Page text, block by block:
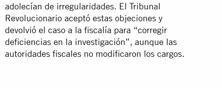
adolecían de irregularidades. El Tribunal
Revolucionario aceptó estas objeciones y
devolvió el caso a la fiscalía para “corregir
deficiencias en la investigación”, aunque las
autoridades fiscales no modificaron los cargos.